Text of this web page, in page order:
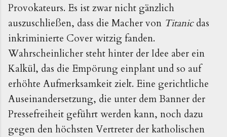
Provokateurs. Es ist zwar nicht gänzlich
auszuschließen, dass die Macher von Titanic das
inkriminierte Cover witzig fanden.
Wahrscheinlicher steht hinter der Idee aber ein
Kalkül, das die Empörung einplant und so auf
erhöhte Aufmerksamkeit zielt. Eine gerichtliche
Auseinandersetzung, die unter dem Banner der
Pressefreiheit geführt werden kann, noch dazu
gegen den höchsten Vertreter der katholischen